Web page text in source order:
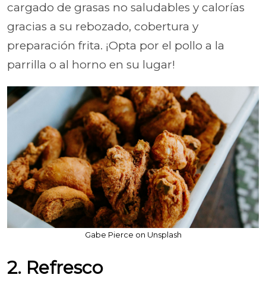
cargado de grasas no saludables y calorías
gracias a su rebozado, cobertura y
preparación frita. ¡Opta por el pollo a la
parrilla o al horno en su lugar!
Gabe Pierce on Unsplash
2. Refresco